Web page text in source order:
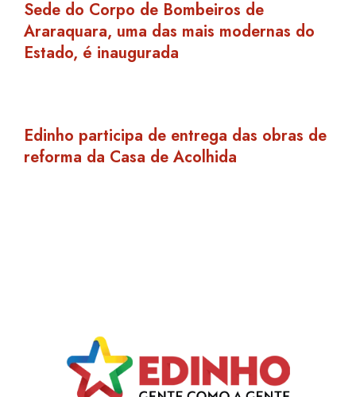
Sede do Corpo de Bombeiros de